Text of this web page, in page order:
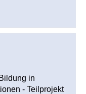
in
- Teilprojekt